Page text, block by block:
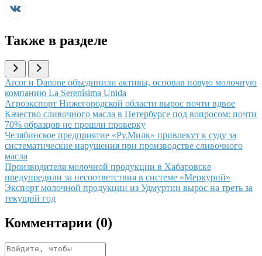
Также в разделе
Иллюстрация новости
Arcor и Danone объединили активы, основав новую молочную
компанию La Serenísima Unida
Иллюстрация новости
Агроэкспорт Нижегородской области вырос почти вдвое
Иллюстрация новости
Качество сливочного масла в Петербурге под вопросом: почти
70% образцов не прошли проверку
Иллюстрация новости
Челябинское предприятие «Ру.Милк» привлекут к суду за
систематические нарушения при производстве сливочного
масла
Иллюстрация новости
Производителя молочной продукции в Хабаровске
предупредили за несоответствия в системе «Меркурий»
Иллюстрация новости
Экспорт молочной продукции из Удмуртии вырос на треть за
текущий год
Комментарии (0)